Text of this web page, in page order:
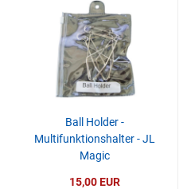
Ball Holder -
Multifunktionshalter - JL
Magic
15,00 EUR